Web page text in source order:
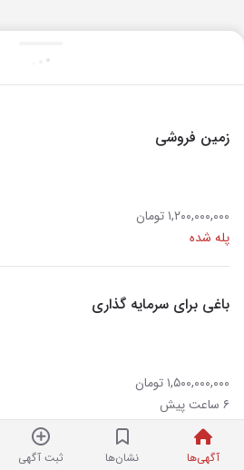
آگهی‌ها نشان‌ها ثبت آگهی
زمین فروشی
۱,۲۰۰,۰۰۰,۰۰۰ تومان
پله شده
باغی برای سرمایه گذاری
۱,۵۰۰,۰۰۰,۰۰۰ تومان
۶ ساعت پیش